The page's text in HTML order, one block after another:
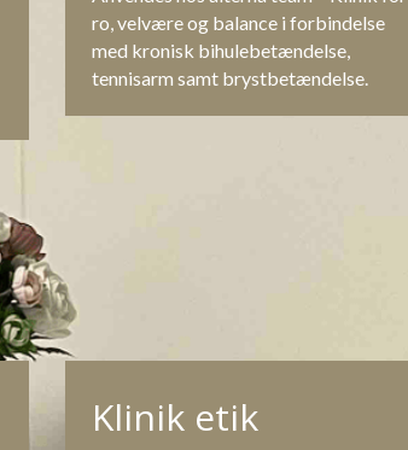
ro, velvære og balance i forbindelse
med kronisk bihulebetændelse,
tennisarm samt brystbetændelse.
Klinik etik